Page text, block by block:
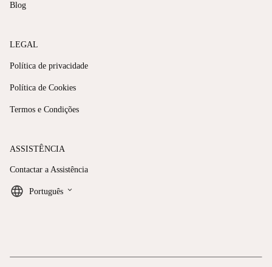
Blog
LEGAL
Política de privacidade
Política de Cookies
Termos e Condições
ASSISTÊNCIA
Contactar a Assistência
Português keyboard_arrow_down